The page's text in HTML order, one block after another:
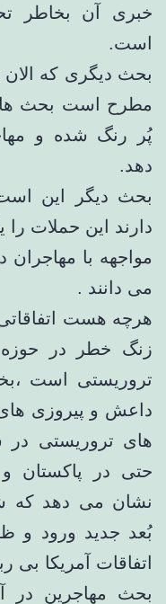
خبری آن بخاطر
است.
بحث دیگری که الان
مطرح است بحث
پُر رنگ شده و
دهد.
بحث دیگر این
دارند این حملات
مواجهه با مهاجران
می دانند .
هرچه هست اتفاقاتی
زنگ خطر در حوزه
تروریستی است
داعش و پیروزی
های تروریستی در
حتی در پاکستان
نشان می دهد که
بُعد جدید ورود و
اتفاقات آمریکا بی
بحث مهاجرین